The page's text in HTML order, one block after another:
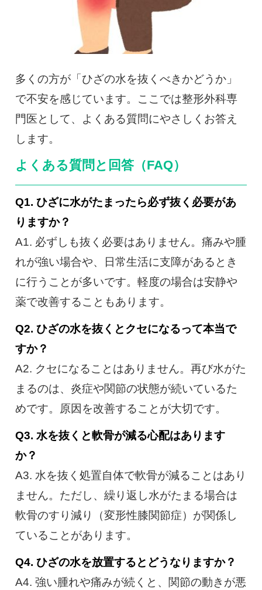
採用情報
0120-117-560
※上記電話番号をタップで電話が繋がります
電話受付時間：月〜金／9:00〜16:30（土日祝休）
多くの方が「ひざの水を抜くべきかどうか」
で不安を感じています。ここでは整形外科専
門医として、よくある質問にやさしくお答え
します。
よくある質問と回答（FAQ）
Q1. ひざに水がたまったら必ず抜く必要があ
りますか？
A1. 必ずしも抜く必要はありません。痛みや腫
れが強い場合や、日常生活に支障があるとき
に行うことが多いです。軽度の場合は安静や
薬で改善することもあります。
Q2. ひざの水を抜くとクセになるって本当で
すか？
A2. クセになることはありません。再び水がた
まるのは、炎症や関節の状態が続いているた
めです。原因を改善することが大切です。
Q3. 水を抜くと軟骨が減る心配はあります
か？
A3. 水を抜く処置自体で軟骨が減ることはあり
ません。ただし、繰り返し水がたまる場合は
軟骨のすり減り（変形性膝関節症）が関係し
ていることがあります。
Q4. ひざの水を放置するとどうなりますか？
A4. 強い腫れや痛みが続くと、関節の動きが悪